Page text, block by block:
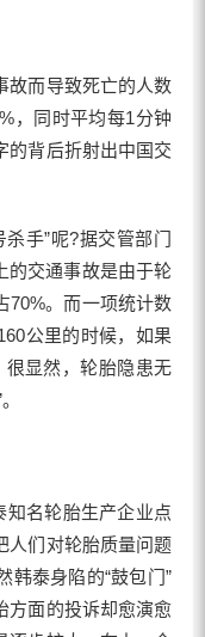
而导致死亡的人数
，同时平均每1分钟
的背后折射出中国交
手”呢?据交管部门
的交通事故是由于轮
70%。而一项统计数
公里的时候，如果
很显然，轮胎隐患无
名轮胎生产企业点
人们对轮胎质量问题
韩泰身陷的“鼓包门”
方面的投诉却愈演愈